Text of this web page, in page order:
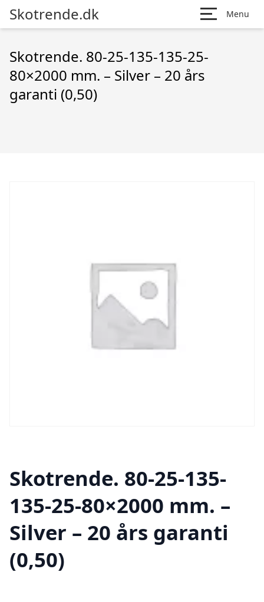
Skotrende.dk Menu
Skotrende. 80-25-135-135-25-
80×2000 mm. – Silver – 20 års
garanti (0,50)
Skotrende. 80-25-135-
135-25-80×2000 mm. –
Silver – 20 års garanti
(0,50)